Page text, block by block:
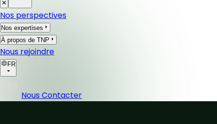
Nos perspectives
Nos expertises
À propos de TNP
Nous rejoindre
FR
Nous Contacter